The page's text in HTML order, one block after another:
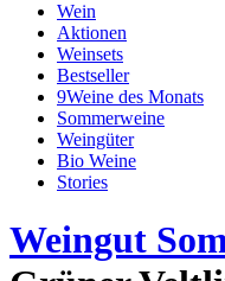
Wein
Aktionen
Weinsets
Bestseller
9Weine des Monats
Sommerweine
Weingüter
Bio Weine
Stories
Weingut